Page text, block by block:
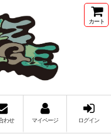
カート
わせ マイページ ログイン